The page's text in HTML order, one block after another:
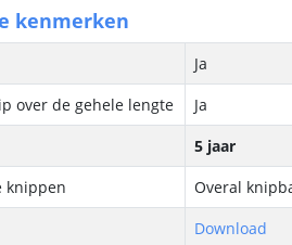
kenmerken
Ja
over de gehele lengte
Ja
5 jaar
knippen
Overal
Download